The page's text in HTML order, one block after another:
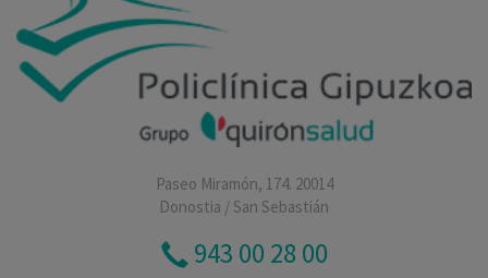
Paseo Miramón, 174. 20014
Donostia / San Sebastián
943 00 28 00